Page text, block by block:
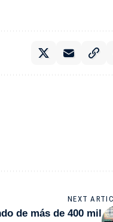
NEXT
de más de 400 mil